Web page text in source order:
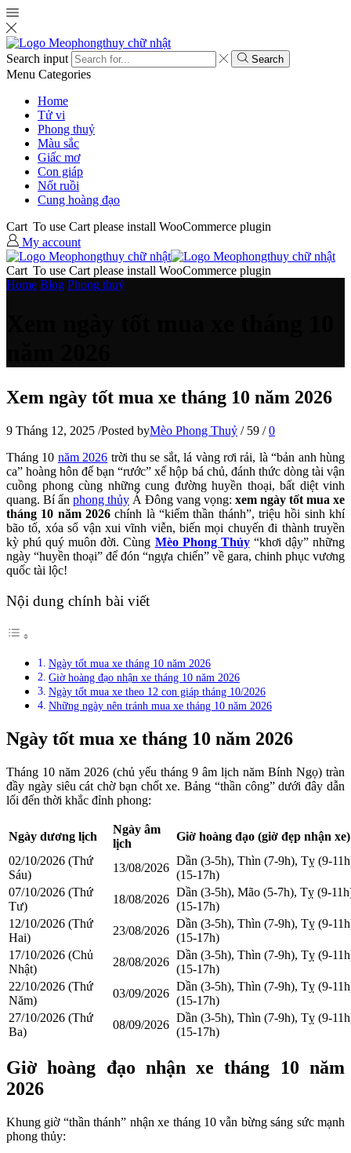
Search input Search
Menu Categories
Home
Tử vi
Phong thuỷ
Màu sắc
Giấc mơ
Con giáp
Nốt ruồi
Cung hoàng đạo
Cart To use Cart please install WooCommerce plugin
My account
Cart To use Cart please install WooCommerce plugin
Home Blog Phong thuỷ
Xem ngày tốt mua xe tháng 10 năm 2026
9 Tháng 12, 2025 /Posted byMèo Phong Thuỷ / 59 / 0
Tháng 10 năm 2026 trời thu se sắt, lá vàng rơi rải, là “bản anh hùng
ca” hoàng hôn để bạn “rước” xế hộp bá chủ, đánh thức dòng tài vận
cuồng phong cùng những cung đường huyền thoại, bất diệt vinh
quang. Bí ẩn phong thủy Á Đông vang vọng: xem ngày tốt mua xe
tháng 10 năm 2026 chính là “kiếm thần thánh”, triệu hồi sinh khí
bão tố, xóa sổ vận xui vĩnh viễn, biến mọi chuyến đi thành truyền
kỳ phú quý muôn đời. Cùng Mèo Phong Thủy“khơi dậy” những
ngày “huyền thoại” để đón “ngựa chiến” về gara, chinh phục vương
quốc tài lộc!
Nội dung chính bài viết
Ngày tốt mua xe tháng 10 năm 2026
Giờ hoàng đạo nhận xe tháng 10 năm 2026
Ngày tốt mua xe theo 12 con giáp tháng 10/2026
Những ngày nên tránh mua xe tháng 10 năm 2026
Ngày tốt mua xe tháng 10 năm 2026
Tháng 10 năm 2026 (chủ yếu tháng 9 âm lịch năm Bính Ngọ) tràn
đầy ngày siêu cát chờ bạn chốt xe. Bảng “thần công” dưới đây dẫn
lối đến thời khắc đỉnh phong:
Ngày dương lịch
Ngày âm
lịch
Giờ hoàng đạo (giờ đẹp nhận xe)
02/10/2026 (Thứ
Sáu)
13/08/2026
Dần (3-5h), Thìn (7-9h), Tỵ (9-
(15-17h)
07/10/2026 (Thứ
Tư)
18/08/2026
Dần (3-5h), Mão (5-7h), Tỵ (9-
(15-17h)
12/10/2026 (Thứ
Hai)
23/08/2026
Dần (3-5h), Thìn (7-9h), Tỵ (9-
(15-17h)
17/10/2026 (Chủ
Nhật)
28/08/2026
Dần (3-5h), Thìn (7-9h), Tỵ (9-
(15-17h)
22/10/2026 (Thứ
Năm)
03/09/2026
Dần (3-5h), Thìn (7-9h), Tỵ (9-
(15-17h)
27/10/2026 (Thứ
Ba)
08/09/2026
Dần (3-5h), Thìn (7-9h), Tỵ (9-
(15-17h)
Giờ hoàng đạo nhận xe tháng 10 năm
2026
Khung giờ “thần thánh” nhận xe tháng 10 vẫn bừng sáng sức mạnh
phong thủy: